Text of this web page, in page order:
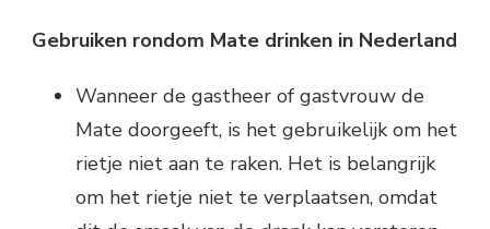
Gebruiken rondom Mate drinken in Nederland
Wanneer de gastheer of gastvrouw de
Mate doorgeeft, is het gebruikelijk om het
rietje niet aan te raken. Het is belangrijk
om het rietje niet te verplaatsen, omdat